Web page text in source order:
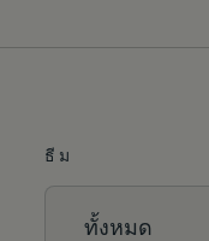
ธีม